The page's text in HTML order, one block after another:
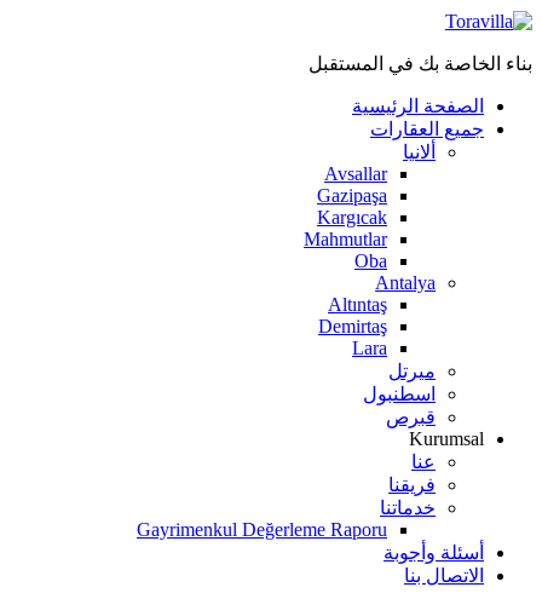
بناء الخاصة بك في المستقبل
الصفحة الرئيسية
جميع العقارات
ألانيا
Avsallar
Gazipaşa
Kargıcak
Mahmutlar
Oba
Antalya
Altıntaş
Demirtaş
Lara
ميرتل
اسطنبول
قبرص
Kurumsal
عنا
فريقنا
خدماتنا
Gayrimenkul Değerleme Raporu
أسئلة وأجوبة
الاتصال بنا